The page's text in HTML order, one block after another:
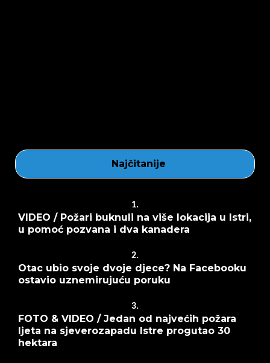
Najčitanije
1.
VIDEO / Požari buknuli na više lokacija u Istri,
u pomoć pozvana i dva kanadera
2.
Otac ubio svoje dvoje djece? Na Facebooku
ostavio uznemirujuću poruku
3.
FOTO & VIDEO / Jedan od najvećih požara
ljeta na sjeverozapadu Istre progutao 30
hektara